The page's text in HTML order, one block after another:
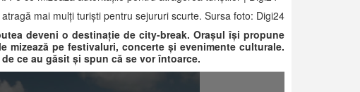
mai mulți turiști pentru sejururi scurte. Sursa foto: Digi24
deveni o destinație de city-break. Orașul își propune
pe festivaluri, concerte și evenimente culturale.
ce au găsit și spun că se vor întoarce.